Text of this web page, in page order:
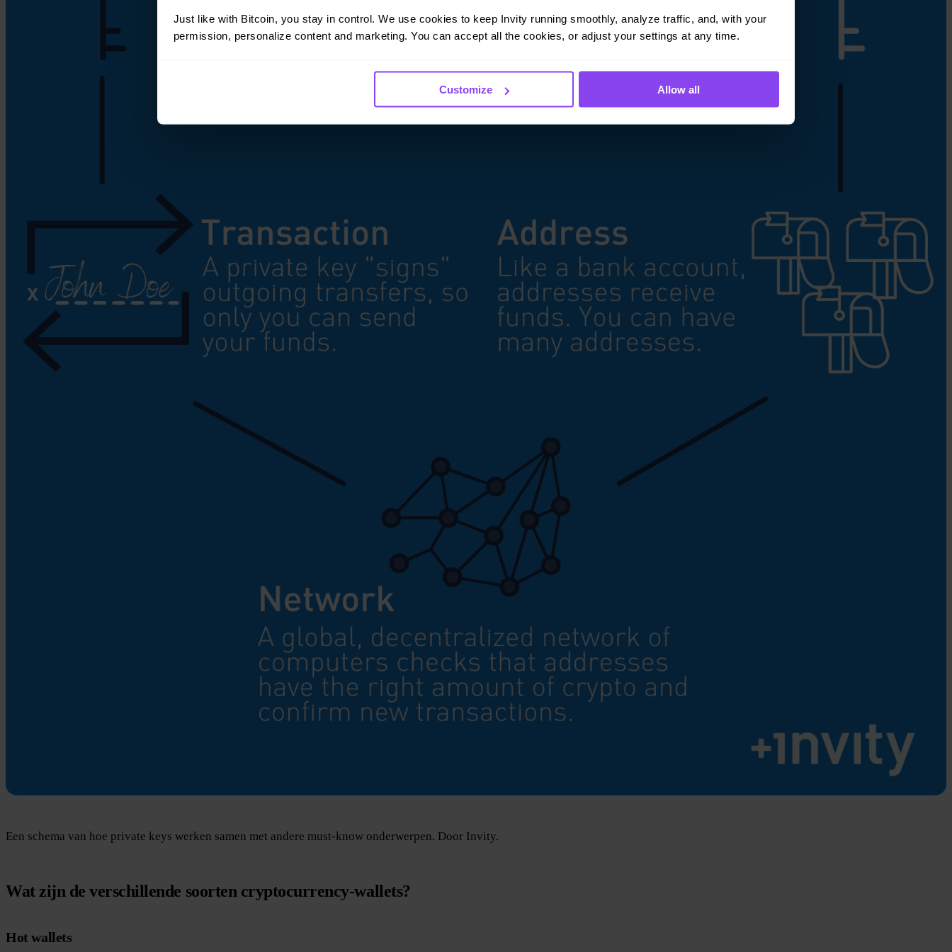
Just like with Bitcoin, you stay in control. We use cookies to keep Invity running smoothly, analyze traffic, and, with your
permission, personalize content and marketing. You can accept all the cookies, or adjust your settings at any time.
Customize Allow all
Een schema van hoe private keys werken samen met andere must-know onderwerpen. Door Invity.
Wat zijn de verschillende soorten cryptocurrency-wallets?
Hot wallets